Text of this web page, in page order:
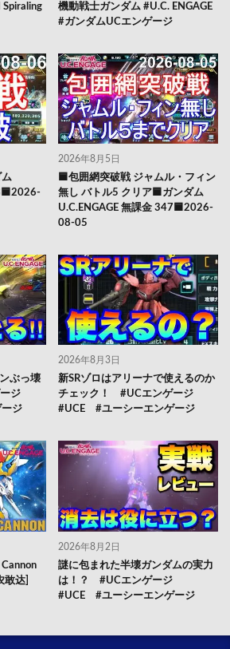
Spiraling
機動戦士ガンダム #U.C. ENGAGE
#ガンダムUCエンゲージ
ム
2026年8月5日
🟦包囲網突破戦 ジャムル・フィン
無し バトル5 クリア🟦ガンダム
U.C.ENGAGE 無課金 347🟦2026-
08-05
ぶっ壊
ージ
ジ
2026年8月3日
新SRゾロはアリーナで使えるのか
チェック！ #UCエンゲージ
#UCE #ユーシーエンゲージ
敢达]
2026年8月2日
謎に包まれた半壊ガンダムの実力
は！？ #UCエンゲージ
#UCE #ユーシーエンゲージ